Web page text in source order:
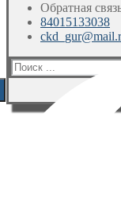
Обратная
84015133038
Искать: